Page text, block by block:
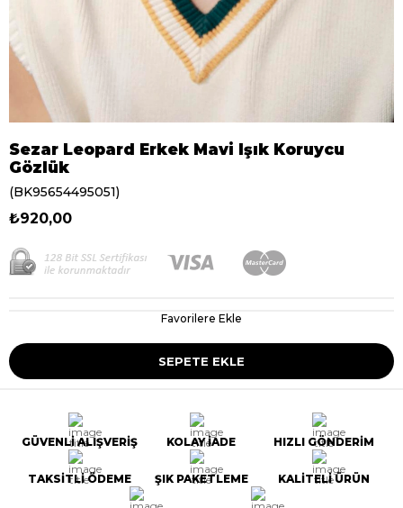
Sezar Leopard Erkek Mavi Işık Koruycu
Gözlük
(BK95654495051)
₺920,00
Favorilere Ekle
GÜVENLİ ALIŞVERİŞ KOLAY İADE HIZLI GÖNDERİM
TAKSİTLİ ÖDEME ŞIK PAKETLEME KALİTELİ ÜRÜN